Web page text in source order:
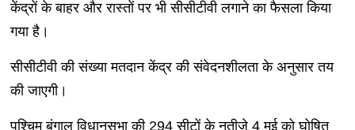
केंद्रों के बाहर और रास्तों पर भी सीसीटीवी लगाने का फैसला किया
गया है।
सीसीटीवी की संख्या मतदान केंद्र की संवेदनशीलता के अनुसार तय
की जाएगी।
पश्चिम बंगाल विधानसभा की 294 सीटों के नतीजे 4 मई को घोषित